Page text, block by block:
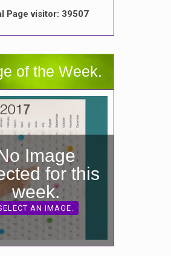
Page visitor: 39507
of the Week.
Image
for this
week.
AN IMAGE.